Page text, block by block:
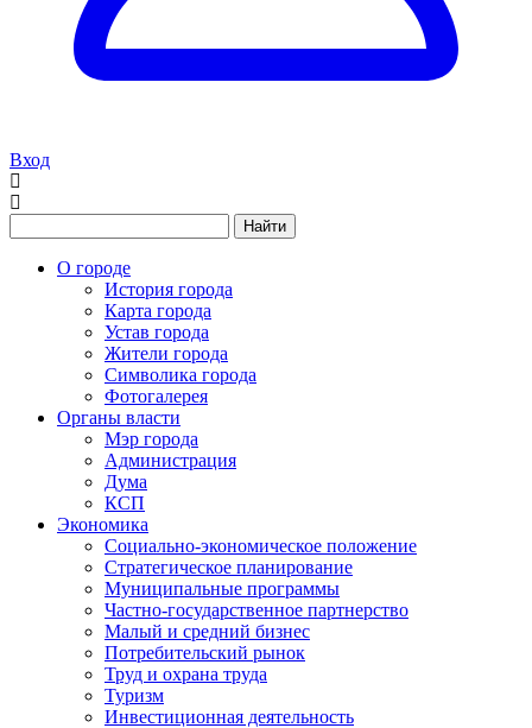
Вход
Найти
О городе
История города
Карта города
Устав города
Жители города
Символика города
Фотогалерея
Органы власти
Мэр города
Администрация
Дума
КСП
Экономика
Социально-экономическое положение
Стратегическое планирование
Муниципальные программы
Частно-государственное партнерство
Малый и средний бизнес
Потребительский рынок
Труд и охрана труда
Туризм
Инвестиционная деятельность